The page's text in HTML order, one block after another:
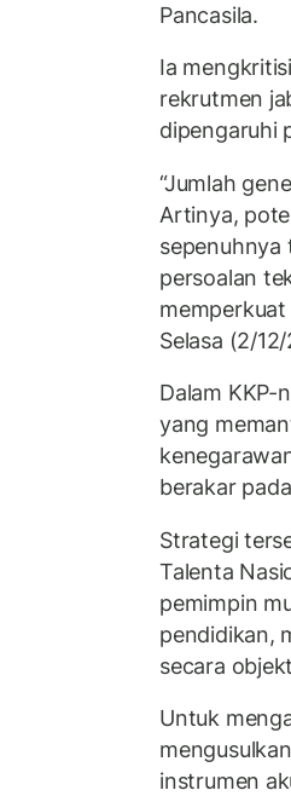
Pancasila.
Ia
rekrutmen
dipengaruhi
“Jumlah
Artinya,
sepenuhnya
persoalan
Selasa (2/
Dalam KKP-
yang
berakar
Strategi
Talenta
pemimpin
pendidikan,
secara
Untuk
instrumen